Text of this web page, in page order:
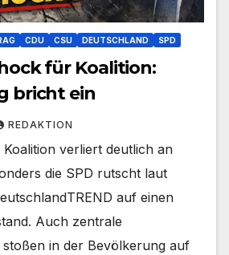
CDU CSU DEUTSCHLAND SPD
für Koalition:
bricht ein
REDAKTION
verliert deutlich an
die SPD rutscht laut
auf einen
Auch zentrale
in der Bevölkerung auf